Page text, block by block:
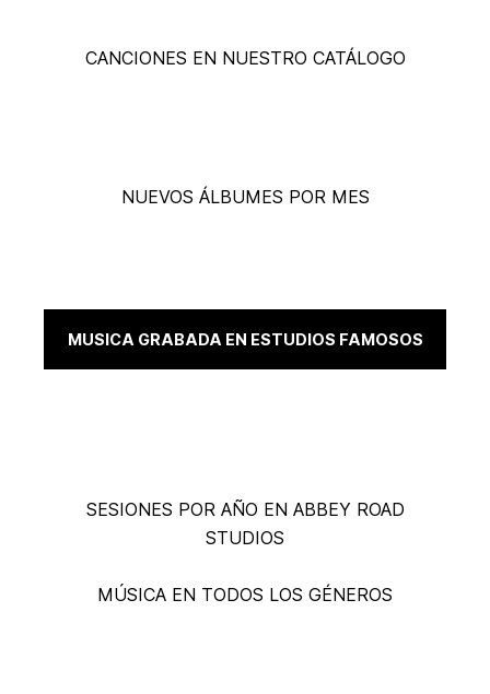
CANCIONES EN NUESTRO CATÁLOGO
NUEVOS ÁLBUMES POR MES
MUSICA GRABADA EN ESTUDIOS FAMOSOS
SESIONES POR AÑO EN ABBEY ROAD
STUDIOS
MÚSICA EN TODOS LOS GÉNEROS